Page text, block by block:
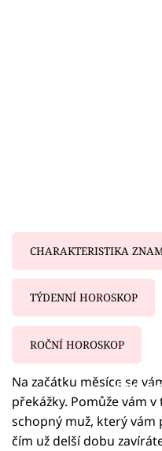
Sledujte nás
CHARAKTERISTIKA
TÝDENNÍ HOROSKOP
ROČNÍ HOROSKOP
Na začátku měsíce se
překážky. Pomůže vám
schopný muž, který
čím už delší dobu